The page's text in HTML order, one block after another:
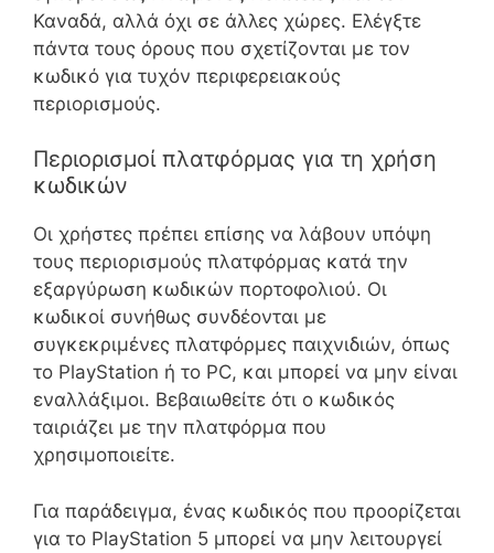
Καναδά, αλλά όχι σε άλλες χώρες. Ελέγξτε
πάντα τους όρους που σχετίζονται με τον
κωδικό για τυχόν περιφερειακούς
περιορισμούς.
Περιορισμοί πλατφόρμας για τη χρήση
κωδικών
Οι χρήστες πρέπει επίσης να λάβουν υπόψη
τους περιορισμούς πλατφόρμας κατά την
εξαργύρωση κωδικών πορτοφολιού. Οι
κωδικοί συνήθως συνδέονται με
συγκεκριμένες πλατφόρμες παιχνιδιών, όπως
το PlayStation ή το PC, και μπορεί να μην είναι
εναλλάξιμοι. Βεβαιωθείτε ότι ο κωδικός
ταιριάζει με την πλατφόρμα που
χρησιμοποιείτε.
Για παράδειγμα, ένας κωδικός που προορίζεται
για το PlayStation 5 μπορεί να μην λειτουργεί